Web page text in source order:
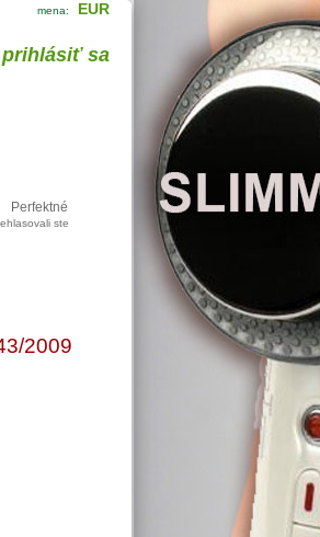
mena: EUR
prihlásiť sa
Perfektné
ste
2009